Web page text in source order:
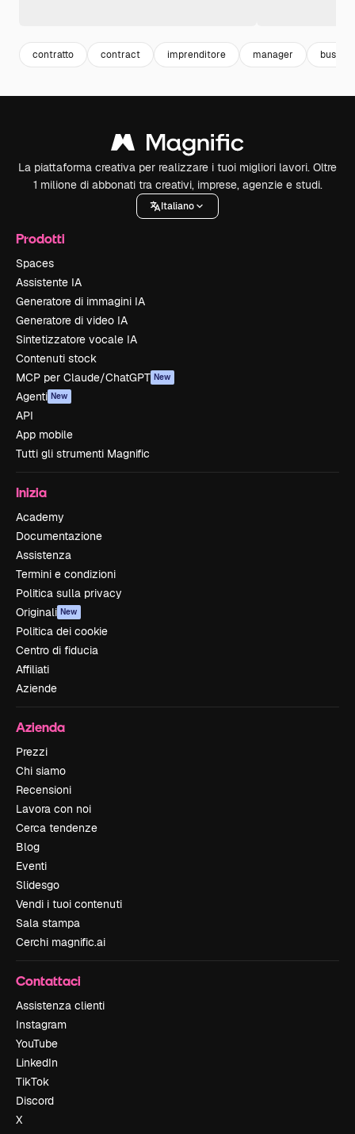
contratto contract imprenditore manager
La piattaforma creativa per realizzare i tuoi migliori lavori. Oltre
1 milione di abbonati tra creativi, imprese, agenzie e studi.
Italiano
Prodotti
Spaces
Assistente IA
Generatore di immagini IA
Generatore di video IA
Sintetizzatore vocale IA
Contenuti stock
MCP per Claude/ChatGPT New
Agenti New
API
App mobile
Tutti gli strumenti Magnific
Inizia
Academy
Documentazione
Assistenza
Termini e condizioni
Politica sulla privacy
Originali New
Politica dei cookie
Centro di fiducia
Affiliati
Aziende
Azienda
Prezzi
Chi siamo
Recensioni
Lavora con noi
Cerca tendenze
Blog
Eventi
Slidesgo
Vendi i tuoi contenuti
Sala stampa
Cerchi magnific.ai
Contattaci
Assistenza clienti
Instagram
YouTube
LinkedIn
TikTok
Discord
X